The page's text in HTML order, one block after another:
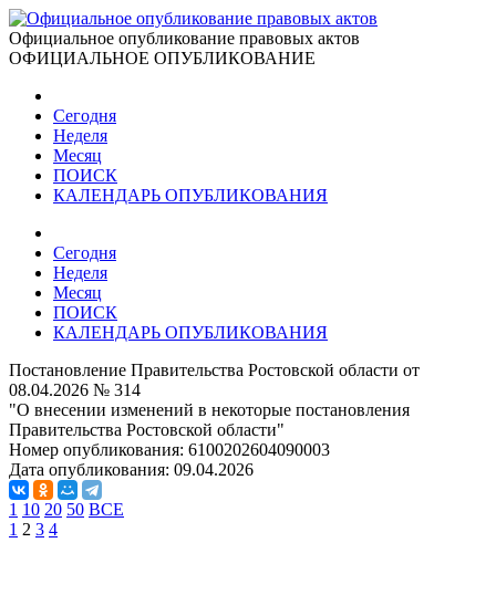
Официальное опубликование правовых актов
ОФИЦИАЛЬНОЕ ОПУБЛИКОВАНИЕ
Сегодня
Неделя
Месяц
ПОИСК
КАЛЕНДАРЬ ОПУБЛИКОВАНИЯ
Сегодня
Неделя
Месяц
ПОИСК
КАЛЕНДАРЬ ОПУБЛИКОВАНИЯ
Постановление Правительства Ростовской области от
08.04.2026 № 314
"О внесении изменений в некоторые постановления
Правительства Ростовской области"
Номер опубликования: 6100202604090003
Дата опубликования: 09.04.2026
1 10 20 50 ВСЕ
1 2 3 4